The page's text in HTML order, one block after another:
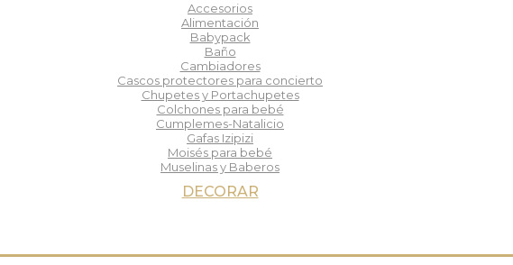
Accesorios
Alimentación
Babypack
Baño
Cambiadores
Cascos protectores para concierto
Chupetes y Portachupetes
Colchones para bebé
Cumplemes-Natalicio
Gafas Izipizi
Moisés para bebé
Muselinas y Baberos
DECORAR